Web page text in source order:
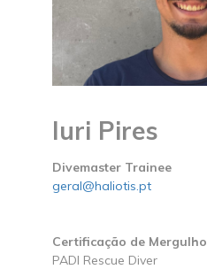
Iuri Pires
Divemaster Trainee
geral@haliotis.pt
Certificação de Mergulho
PADI Rescue Diver